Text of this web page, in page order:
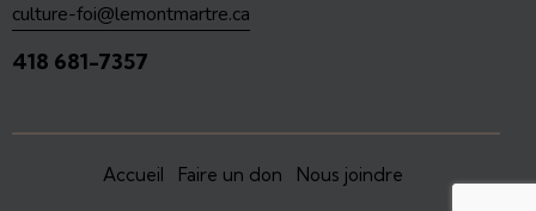
culture-foi@lemontmartre.ca
418 681-7357
Accueil Faire un don Nous joindre